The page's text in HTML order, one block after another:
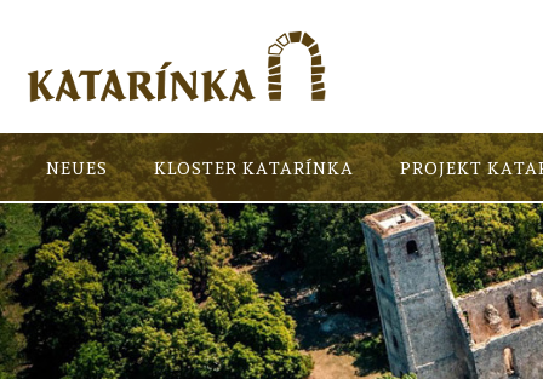
NEUES KLOSTER KATARÍNKA PROJEKT